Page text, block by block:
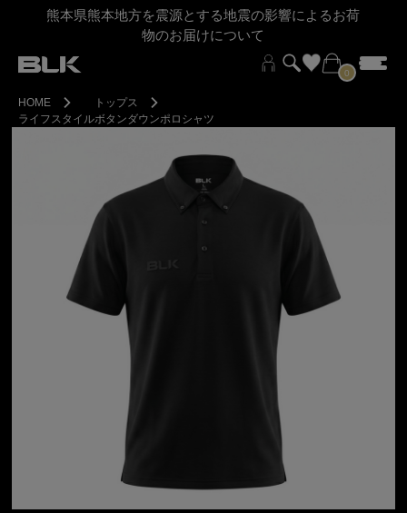
熊本県熊本地方を震源とする地震の影響によるお荷
物のお届けについて
0
HOME
トップス
ライフスタイルボタンダウンポロシャツ